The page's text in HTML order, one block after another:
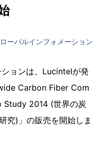
ーバルインフォメーション
ョンは、Lucintelが発
Carbon Fiber Com
2014 (世界の炭
究)」の販売を開始しま